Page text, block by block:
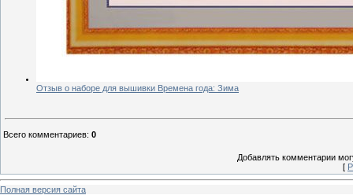
Отзыв о наборе для вышивки Времена года: Зима
Всего комментариев: 0
Добавлять комментарии
[
Полная версия сайта